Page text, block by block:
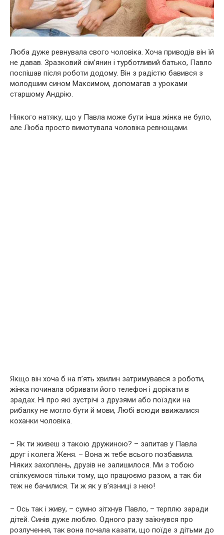
Люба дуже ревнувала свого чоловіка. Хоча приводів він їй
не давав. Зразковий сім’янин і турботливий батько, Павло
поспішав після роботи додому. Він з радістю бавився з
молодшим сином Максимом, допомагав з уроками
старшому Андрію.
Ніякого натяку, що у Павла може бути інша жінка не було,
але Люба просто вимотувала чоловіка ревнощами.
Якщо він хоча б на п’ять хвилин затримувався з роботи,
жінка починала обривати його телефон і дорікати в
зрадах. Ні про які зустрічі з друзями або поїздки на
рибалку не могло бути й мови, Любі всюди ввижалися
коханки чоловіка.
– Як ти живеш з такою дружиною? – запитав у Павла
друг і колега Женя. – Вона ж тебе всього позбавила.
Ніяких захоплень, друзів не залишилося. Ми з тобою
спілкуємося тільки тому, що працюємо разом, а так би
теж не бачилися. Ти ж як у в’язниці з нею!
– Ось так і живу, – сумно зітхнув Павло, – терплю заради
дітей. Синів дуже люблю. Одного разу заїкнувся про
розлучення, так вона почала казати, що поїде з дітьми до